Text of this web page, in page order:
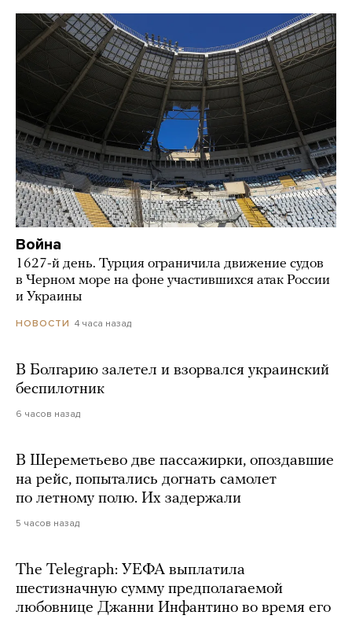
Война
1627-й день. Турция ограничила движение судов
в Черном море на фоне участившихся атак России
и Украины
НОВОСТИ 4 часа назад
В Болгарию залетел и взорвался украинский
беспилотник
6 часов назад
В Шереметьево две пассажирки, опоздавшие
на рейс, попытались догнать самолет
по летному полю. Их задержали
5 часов назад
The Telegraph: УЕФА выплатила
шестизначную сумму предполагаемой
любовнице Джанни Инфантино во время его